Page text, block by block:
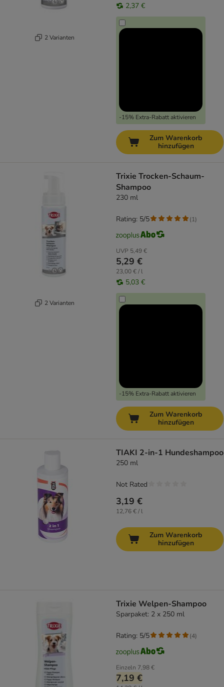
2 Varianten
2,37 €
-15% Extra-Rabatt aktivieren
Zum Warenkorb
hinzufügen
2 Varianten
Trixie Trocken-Schaum-
Shampoo
230 ml
UVP 5,49 €
5,29 €
23,00 € / l
5,03 €
-15% Extra-Rabatt aktivieren
Rating: 5/5 (1)
Zum Warenkorb
hinzufügen
TIAKI 2-in-1 Hundeshampoo
250 ml
3,19 €
12,76 € / l
Not Rated
Zum Warenkorb
hinzufügen
Trixie Welpen-Shampoo
Sparpaket: 2 x 250 ml
Einzeln 7,98 €
7,19 €
Rating: 5/5 (4)